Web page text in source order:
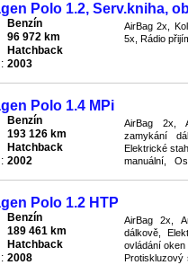
Polo 1.2, Serv.kniha,
Benzín
96 972 km
Hatchback
2003
AirBag 2x,
5x, Rádio
Polo 1.4 MPi
Benzín
193 126 km
Hatchback
2002
AirBag 2x,
zamykání
Elektrické
manuální,
Polo 1.2 HTP
Benzín
189 461 km
Hatchback
2008
AirBag 2x,
dálkově,
ovládání oken
Protiskluzový